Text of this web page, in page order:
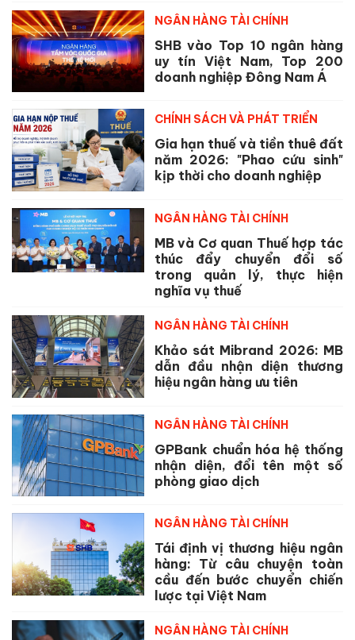
NGÂN HÀNG TÀI CHÍNH
SHB vào Top 10 ngân hàng
uy tín Việt Nam, Top 200
doanh nghiệp Đông Nam Á
CHÍNH SÁCH VÀ PHÁT TRIỂN
Gia hạn thuế và tiền thuê đất
năm 2026: "Phao cứu sinh"
kịp thời cho doanh nghiệp
NGÂN HÀNG TÀI CHÍNH
MB và Cơ quan Thuế hợp tác
thúc đẩy chuyển đổi số
trong quản lý, thực hiện
nghĩa vụ thuế
NGÂN HÀNG TÀI CHÍNH
Khảo sát Mibrand 2026: MB
dẫn đầu nhận diện thương
hiệu ngân hàng ưu tiên
NGÂN HÀNG TÀI CHÍNH
GPBank chuẩn hóa hệ thống
nhận diện, đổi tên một số
phòng giao dịch
NGÂN HÀNG TÀI CHÍNH
Tái định vị thương hiệu ngân
hàng: Từ câu chuyện toàn
cầu đến bước chuyển chiến
lược tại Việt Nam
NGÂN HÀNG TÀI CHÍNH